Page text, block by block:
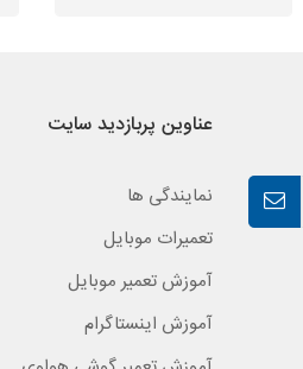
عناوین پربازدید سایت
نمایندگی ها
تعمیرات موبایل
آموزش تعمیر موبایل
آموزش اینستاگرام